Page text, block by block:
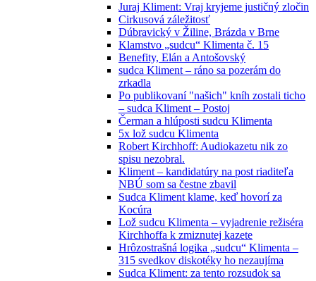
Juraj Kliment: Vraj kryjeme justičný zločin
Cirkusová záležitosť
Dúbravický v Žiline, Brázda v Brne
Klamstvo „sudcu“ Klimenta č. 15
Benefity, Elán a Antošovský
sudca Kliment – ráno sa pozerám do
zrkadla
Po publikovaní "našich" kníh zostali ticho
– sudca Kliment – Postoj
Čerman a hlúposti sudcu Klimenta
5x lož sudcu Klimenta
Robert Kirchhoff: Audiokazetu nik zo
spisu nezobral.
Kliment – kandidatúry na post riaditeľa
NBÚ som sa čestne zbavil
Sudca Kliment klame, keď hovorí za
Kocúra
Lož sudcu Klimenta – vyjadrenie režiséra
Kirchhoffa k zmiznutej kazete
Hrôzostrašná logika „sudcu“ Klimenta –
315 svedkov diskotéky ho nezaujíma
Sudca Kliment: za tento rozsudok sa